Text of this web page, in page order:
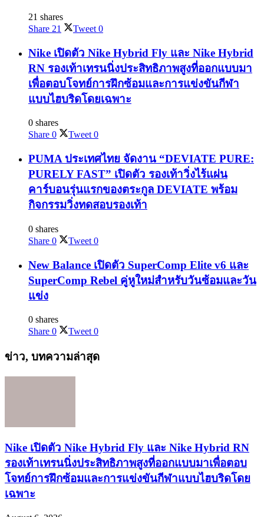
21 shares
Share 21 Tweet 0
Nike เปิดตัว Nike Hybrid Fly และ Nike Hybrid
RN รองเท้าเทรนนิ่งประสิทธิภาพสูงที่ออกแบบมา
เพื่อตอบโจทย์การฝึกซ้อมและการแข่งขันกีฬา
แบบไฮบริดโดยเฉพาะ
0 shares
Share 0 Tweet 0
PUMA ประเทศไทย จัดงาน “DEVIATE PURE:
PURELY FAST” เปิดตัว รองเท้าวิ่งไร้แผ่น
คาร์บอนรุ่นแรกของตระกูล DEVIATE พร้อม
กิจกรรมวิ่งทดสอบรองเท้า
0 shares
Share 0 Tweet 0
New Balance เปิดตัว SuperComp Elite v6 และ
SuperComp Rebel คู่หูใหม่สำหรับวันซ้อมและวัน
แข่ง
0 shares
Share 0 Tweet 0
ข่าว, บทความล่าสุด
Nike เปิดตัว Nike Hybrid Fly และ Nike Hybrid RN
รองเท้าเทรนนิ่งประสิทธิภาพสูงที่ออกแบบมาเพื่อตอบ
โจทย์การฝึกซ้อมและการแข่งขันกีฬาแบบไฮบริดโดย
เฉพาะ